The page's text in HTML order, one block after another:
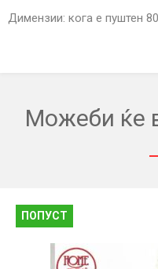
Димензии: кога е пуштен
Можеби ќе
ПОПУСТ